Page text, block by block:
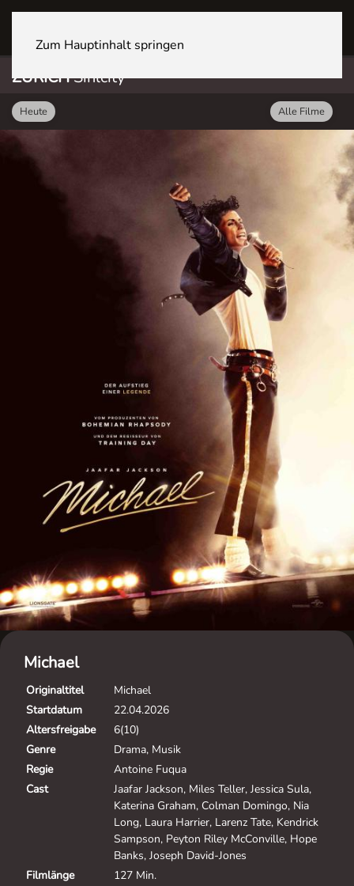
Zum Hauptinhalt springen
ZÜRICHSihlcity
Heute Alle Filme
Michael
Originaltitel
Michael
Startdatum
22.04.2026
Altersfreigabe
6(10)
Genre
Drama, Musik
Regie
Antoine Fuqua
Cast
Jaafar Jackson, Miles Teller, Jessica Sula,
Katerina Graham, Colman Domingo, Nia
Long, Laura Harrier, Larenz Tate, Kendrick
Sampson, Peyton Riley McConville, Hope
Banks, Joseph David-Jones
Filmlänge
127 Min.